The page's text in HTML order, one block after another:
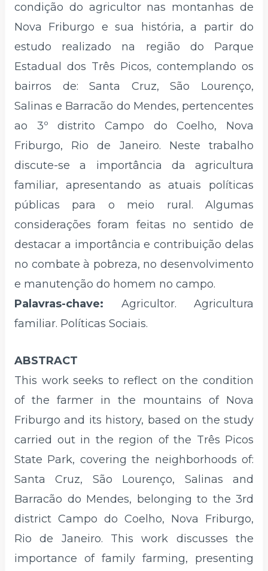
condição do agricultor nas montanhas de
Nova Friburgo e sua história, a partir do
estudo realizado na região do Parque
Estadual dos Três Picos, contemplando os
bairros de: Santa Cruz, São Lourenço,
Salinas e Barracão do Mendes, pertencentes
ao 3º distrito Campo do Coelho, Nova
Friburgo, Rio de Janeiro. Neste trabalho
discute-se a importância da agricultura
familiar, apresentando as atuais políticas
públicas para o meio rural. Algumas
considerações foram feitas no sentido de
destacar a importância e contribuição delas
no combate à pobreza, no desenvolvimento
e manutenção do homem no campo.
Palavras-chave: Agricultor. Agricultura
familiar. Políticas Sociais.
ABSTRACT
This work seeks to reflect on the condition
of the farmer in the mountains of Nova
Friburgo and its history, based on the study
carried out in the region of the Três Picos
State Park, covering the neighborhoods of:
Santa Cruz, São Lourenço, Salinas and
Barracão do Mendes, belonging to the 3rd
district Campo do Coelho, Nova Friburgo,
Rio de Janeiro. This work discusses the
importance of family farming, presenting